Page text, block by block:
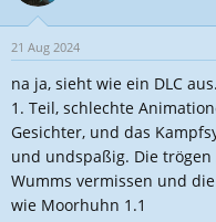
21 Aug 2024
na ja, sieht wie ein DLC
1. Teil, schlechte
Gesichter, und das
und undspaßig. Die
Wumms vermissen und
wie Moorhuhn 1.1